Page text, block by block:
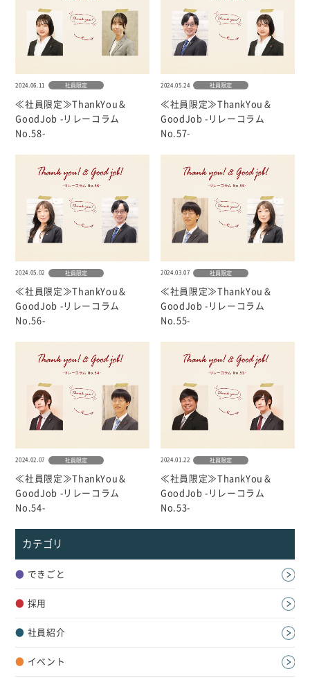
2024.06.11 社員限定
≪社員限定≫ThankYou＆
GoodJob -リレーコラム
No.58-
2024.05.24 社員限定
≪社員限定≫ThankYou＆
GoodJob -リレーコラム
No.57-
2024.05.02 社員限定
≪社員限定≫ThankYou＆
GoodJob -リレーコラム
No.56-
2024.03.07 社員限定
≪社員限定≫ThankYou＆
GoodJob -リレーコラム
No.55-
2024.02.07 社員限定
≪社員限定≫ThankYou＆
GoodJob -リレーコラム
No.54-
2024.01.22 社員限定
≪社員限定≫ThankYou＆
GoodJob -リレーコラム
No.53-
カテゴリ
● できごと
● 採用
● 社員紹介
● イベント